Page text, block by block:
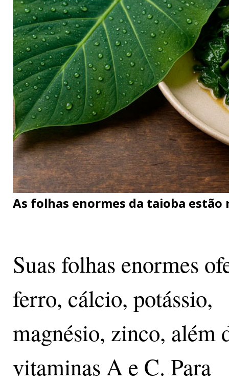
As folhas enormes da taioba estão
Suas folhas enormes
ferro, cálcio, potássio,
magnésio, zinco, além
vitaminas A e C. Para